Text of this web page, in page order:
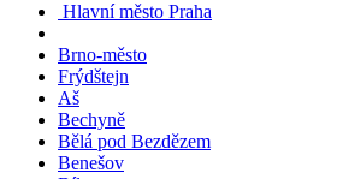
Hlavní město Praha
Brno-město
Frýdštejn
Aš
Bechyně
Bělá pod Bezdězem
Benešov